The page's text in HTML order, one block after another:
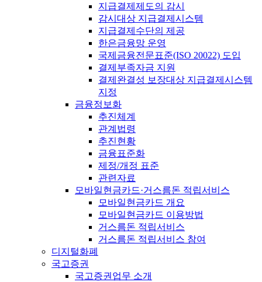
지급결제제도의 감시
감시대상 지급결제시스템
지급결제수단의 제공
한은금융망 운영
국제금융전문표준(ISO 20022) 도입
결제부족자금 지원
결제완결성 보장대상 지급결제시스템
지정
금융정보화
추진체계
관계법령
추진현황
금융표준화
제정/개정 표준
관련자료
모바일현금카드·거스름돈 적립서비스
모바일현금카드 개요
모바일현금카드 이용방법
거스름돈 적립서비스
거스름돈 적립서비스 참여
디지털화폐
국고증권
국고증권업무 소개